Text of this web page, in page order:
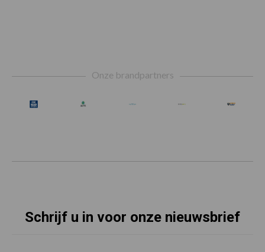
Onze brandpartners
Schrijf u in voor onze nieuwsbrief